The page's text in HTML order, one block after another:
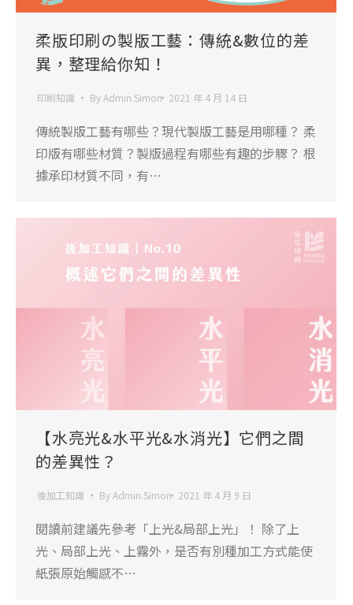
柔版印刷の製版工藝：傳統&數位的差
異，整理給你知！
印刷知識 ByAdmin.Simon 2021 年 4 月 14 日
傳統製版工藝有哪些？現代製版工藝是用哪種？ 柔
印版有哪些材質？製版過程有哪些有趣的步驟？ 根
據承印材質不同，有…
【水亮光&水平光&水消光】它們之間
的差異性？
後加工知識 ByAdmin.Simon 2021 年 4 月 9 日
閱讀前建議先參考「上光&局部上光」！ 除了上
光、局部上光、上霧外，是否有別種加工方式能使
紙張原始觸感不…